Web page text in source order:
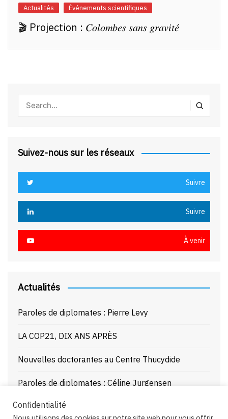
Actualités Événements scientifiques
🎬 Projection : 𝐶𝑜𝑙𝑜𝑚𝑏𝑒𝑠 𝑠𝑎𝑛𝑠 𝑔𝑟𝑎𝑣𝑖𝑡𝑒́
Suivez-nous sur les réseaux
Suivre
Suivre
À venir
Actualités
Paroles de diplomates : Pierre Levy
LA COP21, DIX ANS APRÈS
Nouvelles doctorantes au Centre Thucydide
Paroles de diplomates : Céline Jurgensen
Journée d’étude : La Mer Noire enjeux stratégiques
Confidentialité